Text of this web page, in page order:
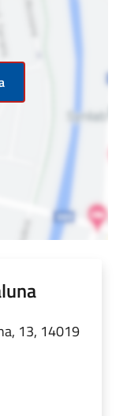
13, 14019